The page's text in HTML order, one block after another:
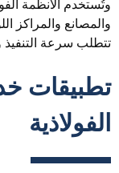
وتُستخدم الأنظمة
والمصانع والمراكز
تتطلب سرعة التنفيذ
تطبيقات
الفولاذية